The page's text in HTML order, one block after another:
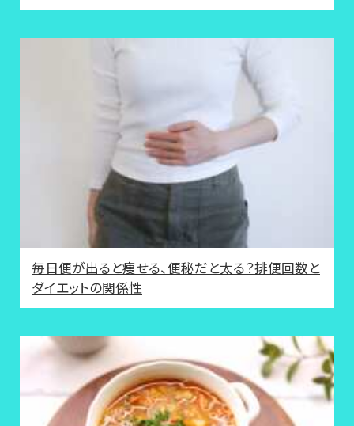
毎日便が出ると痩せる、便秘だと太る？排便回数と
ダイエットの関係性